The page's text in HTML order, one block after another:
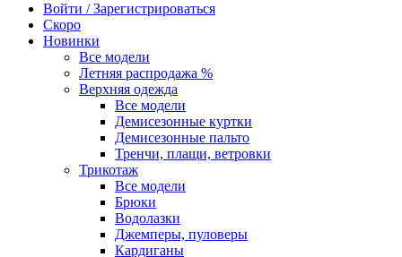
Войти / Зарегистрироваться
Скоро
Новинки
Все модели
Летняя распродажа %
Верхняя одежда
Все модели
Демисезонные куртки
Демисезонные пальто
Тренчи, плащи, ветровки
Трикотаж
Все модели
Брюки
Водолазки
Джемперы, пуловеры
Кардиганы